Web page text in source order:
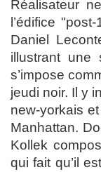
Réalisateur
l’édifice
Daniel
illustrant
s’impose
jeudi noir. Il y
new-yorkais
Manhattan.
Kollek
qui fait qu’il